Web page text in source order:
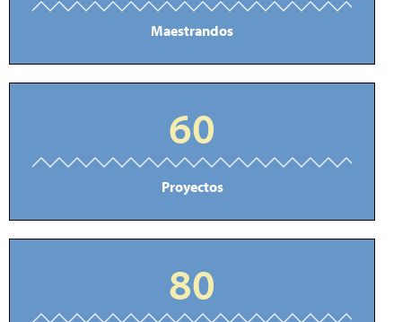
Maestrandos
60
Proyectos
80